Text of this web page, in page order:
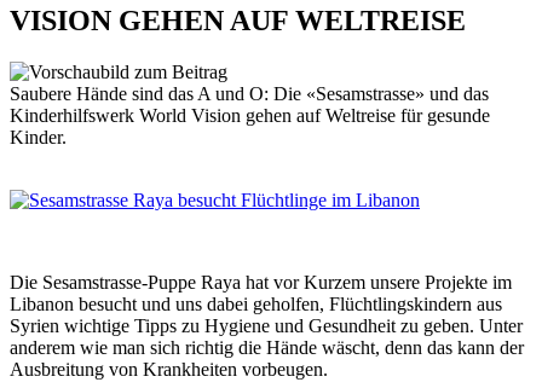
VISION GEHEN AUF WELTREISE
Saubere Hände sind das A und O: Die «Sesamstrasse» und das
Kinderhilfswerk World Vision gehen auf Weltreise für gesunde
Kinder.
Die Sesamstrasse-Puppe Raya hat vor Kurzem unsere Projekte im
Libanon besucht und uns dabei geholfen, Flüchtlingskindern aus
Syrien wichtige Tipps zu Hygiene und Gesundheit zu geben. Unter
anderem wie man sich richtig die Hände wäscht, denn das kann der
Ausbreitung von Krankheiten vorbeugen.